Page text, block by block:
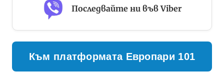
Последвайте ни във Viber
Към платформата Европари 101